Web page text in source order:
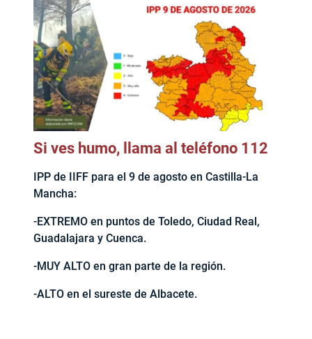
Si ves humo, llama al teléfono 112
IPP de IIFF para el 9 de agosto en Castilla-La
Mancha:
-EXTREMO en puntos de Toledo, Ciudad Real,
Guadalajara y Cuenca.
-MUY ALTO en gran parte de la región.
-ALTO en el sureste de Albacete.